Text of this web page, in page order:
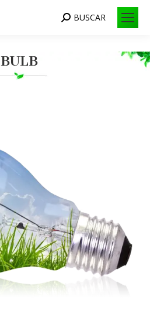
Search:
BUSCAR
BULB
Você está aqui: